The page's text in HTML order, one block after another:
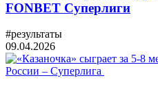
FONBET Суперлиги
#результаты
09.04.2026